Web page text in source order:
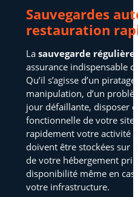
Sauvegardes
restauration
La sauvegarde régulière
assurance indispensable
Qu’il s’agisse d’un
manipulation, d’un
jour défaillante, disposer
fonctionnelle de votre
rapidement votre activité
doivent être stockées sur
de votre hébergement
disponibilité même en
votre infrastructure.